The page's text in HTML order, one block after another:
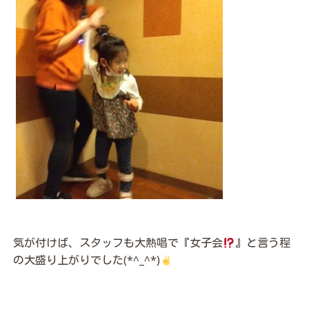
気が付けば、スタッフも大熱唱で『女子会
』と言う程
の大盛り上がりでした(*^_^*)